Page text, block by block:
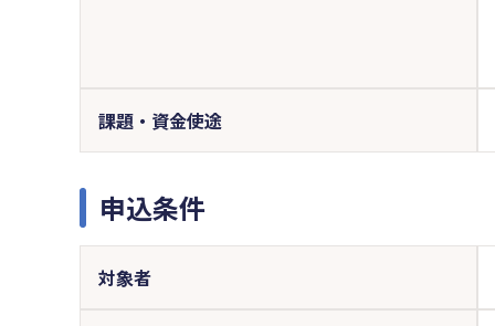
課題・資金使途
申込条件
対象者